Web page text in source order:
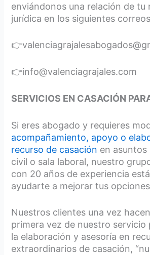
enviándonos una relación de tu
jurídica en los siguientes
👉info@valenciagrajales.com
SERVICIOS EN CASACIÓN
Si eres abogado y requieres
acompañamiento, apoyo o
recurso de casación en asuntos
civil o sala laboral, nuestro
con 20 años de experiencia
ayudarte a mejorar tus
Nuestros clientes una vez
primera vez de nuestro servicio
la elaboración y asesoría en
extraordinarios de casación,